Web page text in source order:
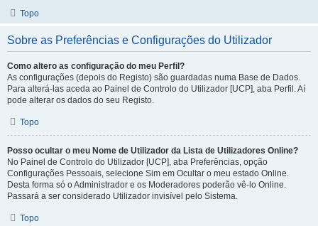
Topo
Sobre as Preferências e Configurações do Utilizador
Como altero as configuração do meu Perfil?
As configurações (depois do Registo) são guardadas numa Base de Dados.
Para alterá-las aceda ao Painel de Controlo do Utilizador [UCP], aba Perfil. Aí
pode alterar os dados do seu Registo.
Topo
Posso ocultar o meu Nome de Utilizador da Lista de Utilizadores Online?
No Painel de Controlo do Utilizador [UCP], aba Preferências, opção
Configurações Pessoais, selecione Sim em Ocultar o meu estado Online.
Desta forma só o Administrador e os Moderadores poderão vê-lo Online.
Passará a ser considerado Utilizador invisível pelo Sistema.
Topo